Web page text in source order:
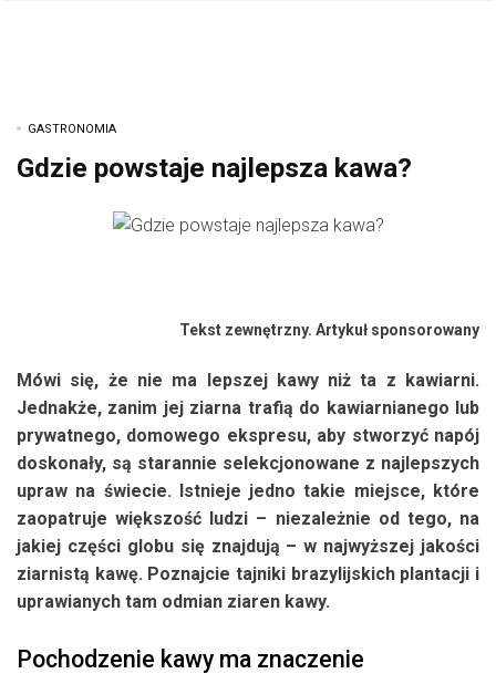
GASTRONOMIA
Gdzie powstaje najlepsza kawa?
Tekst zewnętrzny. Artykuł sponsorowany
Mówi się, że nie ma lepszej kawy niż ta z kawiarni.
Jednakże, zanim jej ziarna trafią do kawiarnianego lub
prywatnego, domowego ekspresu, aby stworzyć napój
doskonały, są starannie selekcjonowane z najlepszych
upraw na świecie. Istnieje jedno takie miejsce, które
zaopatruje większość ludzi – niezależnie od tego, na
jakiej części globu się znajdują – w najwyższej jakości
ziarnistą kawę. Poznajcie tajniki brazylijskich plantacji i
uprawianych tam odmian ziaren kawy.
Pochodzenie kawy ma znaczenie